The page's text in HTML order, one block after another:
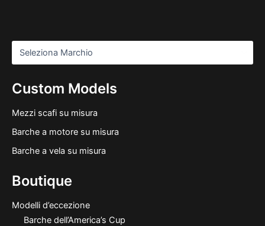
Custom Models
Mezzi scafi su misura
Barche a motore su misura
Barche a vela su misura
Boutique
Modelli d’eccezione
Barche dell’America’s Cup